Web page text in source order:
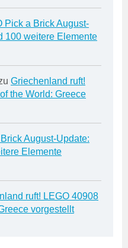
Pick a Brick August-
100 weitere Elemente
Griechenland ruft!
the World: Greece
August-Update:
Elemente
ruft! LEGO 40908
vorgestellt